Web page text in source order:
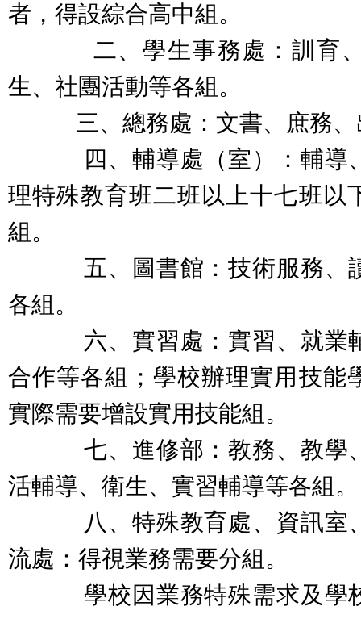
者，得設綜合高中組。
二、學生事務處：訓育、
生、社團活動等各組。
三、總務處：文書、庶務、
四、輔導處（室）：輔導、
理特殊教育班二班以上十七班以
組。
五、圖書館：技術服務、讀
各組。
六、實習處：實習、就業輔
合作等各組 ；學校辦理實用技
實際需要增設實用技能組。
七、進修部：教務、教學、
活輔導、衛生、實習輔導等各組。
八、特殊教育處、資訊室、
流處：得視業務需要分組。
學校因業務特殊需求及學校